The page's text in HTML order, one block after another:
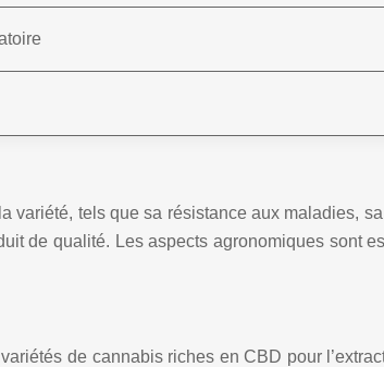
variété, tels que sa résistance aux maladies,
de qualité. Les aspects agronomiques sont
de cannabis riches en CBD pour